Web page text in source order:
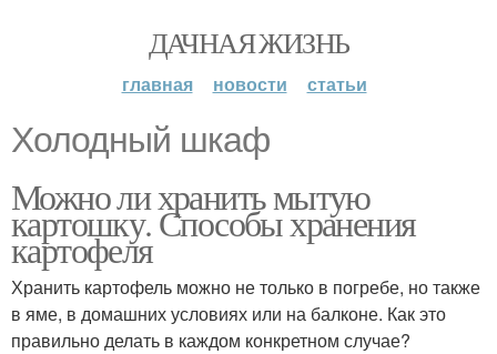
ДАЧНАЯ ЖИЗНЬ
главная новости статьи
Холодный шкаф
Можно ли хранить мытую
картошку. Способы хранения
картофеля
Хранить картофель можно не только в погребе, но также
в яме, в домашних условиях или на балконе. Как это
правильно делать в каждом конкретном случае?